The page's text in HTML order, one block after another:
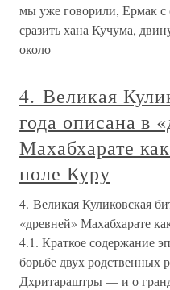
мы уже говорили, Ермак с
сразить хана Кучума,
около
4. Великая
года описана в
Махабхарате
поле Куру
4. Великая Куликовская
«древней» Махабхарате
4.1. Краткое содержание
борьбе двух
Дхритараштры — и о